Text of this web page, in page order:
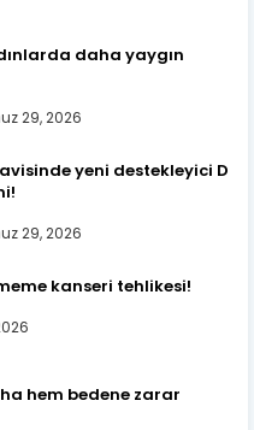
daha yaygın
29, 2026
yeni destekleyici D
29, 2026
kanseri tehlikesi!
hem bedene zarar